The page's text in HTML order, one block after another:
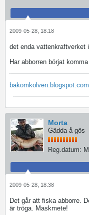
2009-05-28, 18:18
det enda vattenkraftverket
Har abborren börjat
bakomkolven.blogspot.com
Morta
Gädda å gös
Reg.datum:
2009-05-28, 18:38
Det går att fiska abborre.
är tröga. Maskmete!